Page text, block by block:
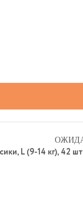
L (9-14 кг), 42 шт